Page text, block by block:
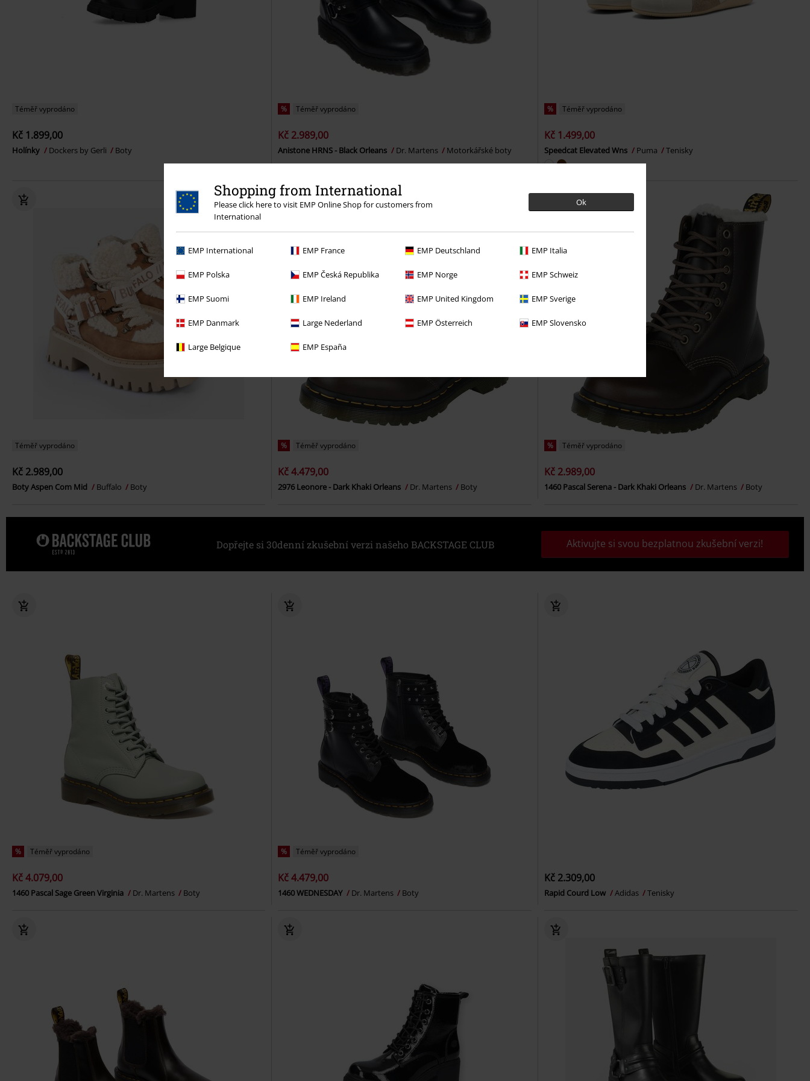
Shopping from International
Please click here to visit EMP Online Shop for customers from
International
Ok
EMP International EMP France EMP Deutschland EMP Italia
EMP Polska EMP Česká Republika EMP Norge EMP Schweiz
EMP Suomi EMP Ireland EMP United Kingdom EMP Sverige
EMP Danmark Large Nederland EMP Österreich EMP Slovensko
Large Belgique EMP España
Téměř vyprodáno
Kč 1.899,00
Holínky Dockers by Gerli Boty
% Téměř vyprodáno
Kč 2.989,00
Anistone HRNS - Black Orleans Dr. Martens Motorkářské boty
% Téměř vyprodáno
Kč 1.499,00
Speedcat Elevated Wns Puma Tenisky
Téměř vyprodáno
Kč 2.989,00
Boty Aspen Com Mid Buffalo Boty
% Téměř vyprodáno
Kč 4.479,00
2976 Leonore - Dark Khaki Orleans Dr. Martens Boty
% Téměř vyprodáno
Kč 2.989,00
1460 Pascal Serena - Dark Khaki Orleans Dr. Martens Boty
Dopřejte si 30denní zkušební verzi našeho BACKSTAGE CLUB Aktivujte si svou bezplatnou zkušební verzi!
% Téměř vyprodáno
Kč 4.079,00
1460 Pascal Sage Green Virginia Dr. Martens Boty
% Téměř vyprodáno
Kč 4.479,00
1460 WEDNESDAY Dr. Martens Boty
Kč 2.309,00
Rapid Courd Low Adidas Tenisky